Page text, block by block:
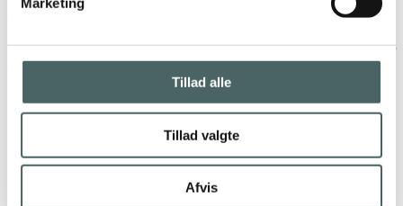
Tillad alle
Tillad valgte
Afvis
er en uforpligtende online samtale med en underviser. Her får du en
vurdering af dine sproglige kompetencer, som vil danne grundlag for
det endelige kursusforløb.
for sprogindlæring”. Denne referenceramme er inddelt i 6 (7)
niveauer, (begynder), A1, A2 – B1, B2 – C1, C2.
Sådan siger vores erhvervskunder